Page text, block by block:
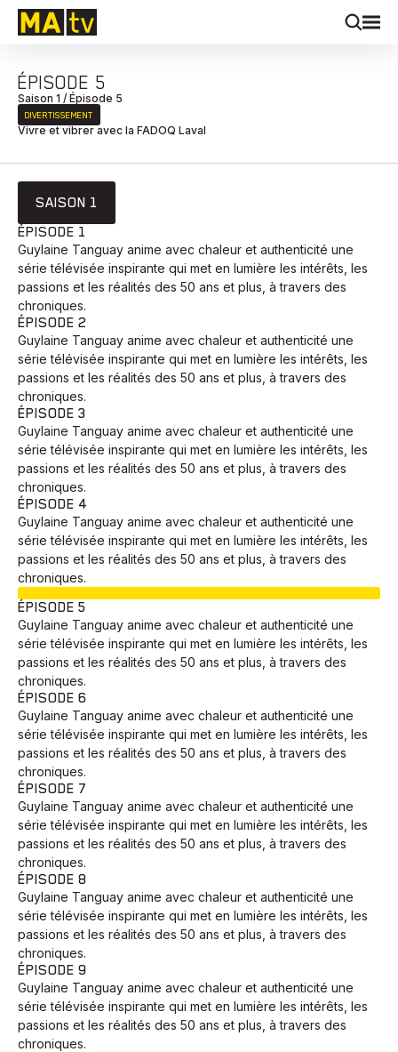
ÉPISODE 5
Saison 1 / Épisode 5
DIVERTISSEMENT
Vivre et vibrer avec la FADOQ Laval
SAISON 1
ÉPISODE 1
Guylaine Tanguay anime avec chaleur et authenticité une
série télévisée inspirante qui met en lumière les intérêts, les
passions et les réalités des 50 ans et plus, à travers des
chroniques.
ÉPISODE 2
Guylaine Tanguay anime avec chaleur et authenticité une
série télévisée inspirante qui met en lumière les intérêts, les
passions et les réalités des 50 ans et plus, à travers des
chroniques.
ÉPISODE 3
Guylaine Tanguay anime avec chaleur et authenticité une
série télévisée inspirante qui met en lumière les intérêts, les
passions et les réalités des 50 ans et plus, à travers des
chroniques.
ÉPISODE 4
Guylaine Tanguay anime avec chaleur et authenticité une
série télévisée inspirante qui met en lumière les intérêts, les
passions et les réalités des 50 ans et plus, à travers des
chroniques.
ÉPISODE 5
Guylaine Tanguay anime avec chaleur et authenticité une
série télévisée inspirante qui met en lumière les intérêts, les
passions et les réalités des 50 ans et plus, à travers des
chroniques.
ÉPISODE 6
Guylaine Tanguay anime avec chaleur et authenticité une
série télévisée inspirante qui met en lumière les intérêts, les
passions et les réalités des 50 ans et plus, à travers des
chroniques.
ÉPISODE 7
Guylaine Tanguay anime avec chaleur et authenticité une
série télévisée inspirante qui met en lumière les intérêts, les
passions et les réalités des 50 ans et plus, à travers des
chroniques.
ÉPISODE 8
Guylaine Tanguay anime avec chaleur et authenticité une
série télévisée inspirante qui met en lumière les intérêts, les
passions et les réalités des 50 ans et plus, à travers des
chroniques.
ÉPISODE 9
Guylaine Tanguay anime avec chaleur et authenticité une
série télévisée inspirante qui met en lumière les intérêts, les
passions et les réalités des 50 ans et plus, à travers des
chroniques.